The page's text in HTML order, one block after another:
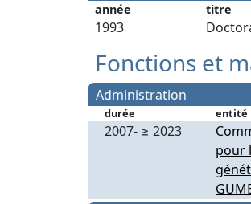
année titre
1993
Fonctions et
Administration
durée entité
2007- ≥ 2023
pour